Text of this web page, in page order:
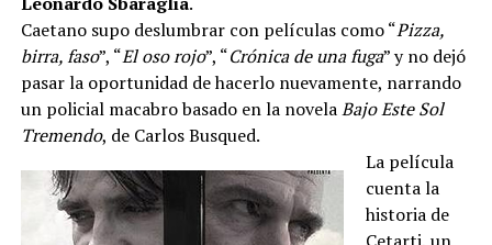
Caetano supo deslumbrar con películas como “Pizza,
birra, faso”, “El oso rojo”, “Crónica de una fuga” y no dejó
pasar la oportunidad de hacerlo nuevamente, narrando
un policial macabro basado en la novelaBajo Este Sol
Tremendo, de Carlos Busqued.
La película
cuenta la
historia de